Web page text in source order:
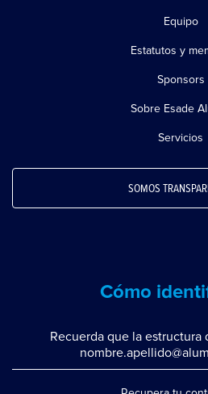
Equipo
Estatutos y
Sponsors
Sobre Esade
Servicios
SOMOS
Cómo
Recuerda que la estructura